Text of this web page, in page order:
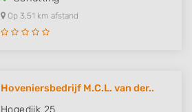
Op 3,51 km afstand
Hoveniersbedrijf M.C.L. van der..